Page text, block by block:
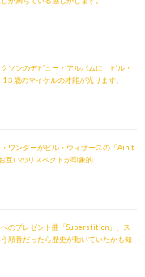
ソンのデビュー・アルバムに ビル・
歳のマイケルの才能が光ります。
ワンダーがビル・ウィザースの「Ain't
互いのリスペクトが印象的
のプレゼント曲「Superstition」、ス
順番だったら歴史が動いていたかも知